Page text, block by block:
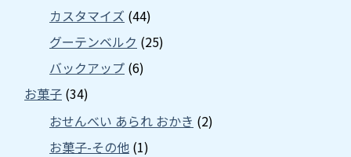
カスタマイズ (44)
グーテンベルク (25)
バックアップ (6)
お菓子 (34)
おせんべい あられ おかき (2)
お菓子-その他 (1)